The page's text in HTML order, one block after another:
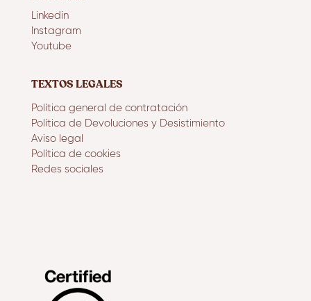
Linkedin
Instagram
Youtube
TEXTOS LEGALES
Política general de contratación
Política de Devoluciones y Desistimiento
Aviso legal
Política de cookies
Redes sociales